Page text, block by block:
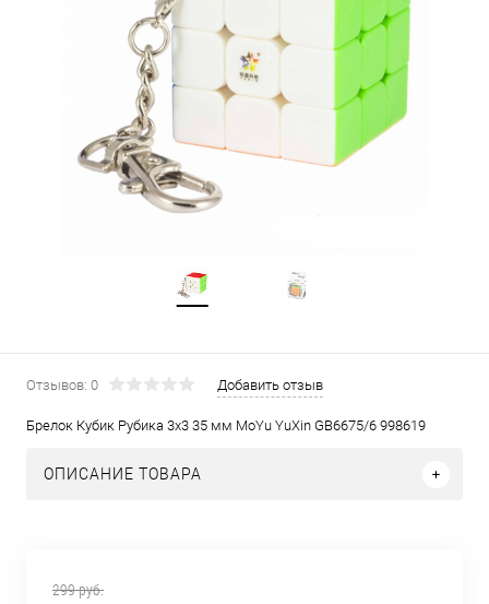
Отзывов: 0 Добавить отзыв
Брелок Кубик Рубика 3х3 35 мм MoYu YuXin GB6675/6 998619
ОПИСАНИЕ ТОВАРА
299 руб.